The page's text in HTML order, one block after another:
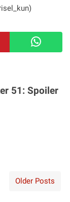
51: Spoiler
Older Posts